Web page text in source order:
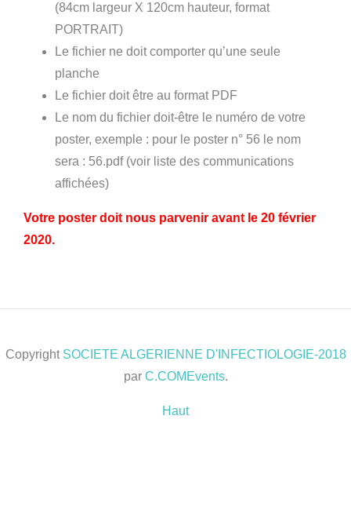
(84cm largeur X 120cm hauteur, format
PORTRAIT)
Le fichier ne doit comporter qu’une seule
planche
Le fichier doit être au format PDF
Le nom du fichier doit-être le numéro de votre
poster, exemple : pour le poster n° 56 le nom
sera : 56.pdf (voir liste des communications
affichées)
Votre poster doit nous parvenir avant le 20 février
2020.
Copyright SOCIETE ALGERIENNE D'INFECTIOLOGIE-2018
par C.COMEvents.
Haut